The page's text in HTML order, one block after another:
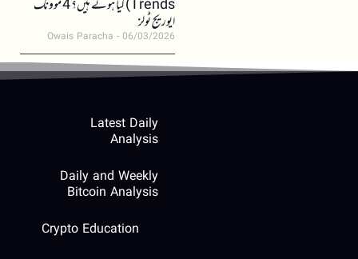
Trends) کیا ہوتے ہیں؟ 4 موونگ
ایوریج ٹولز
Owais Paracha 06/03/2026
Latest Daily
Analysis
Daily and Weekly
Bitcoin Analysis
Crypto Education